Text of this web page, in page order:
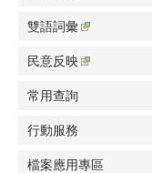
雙語詞彙
民意反映
常用查詢
行動服務
檔案應用專區